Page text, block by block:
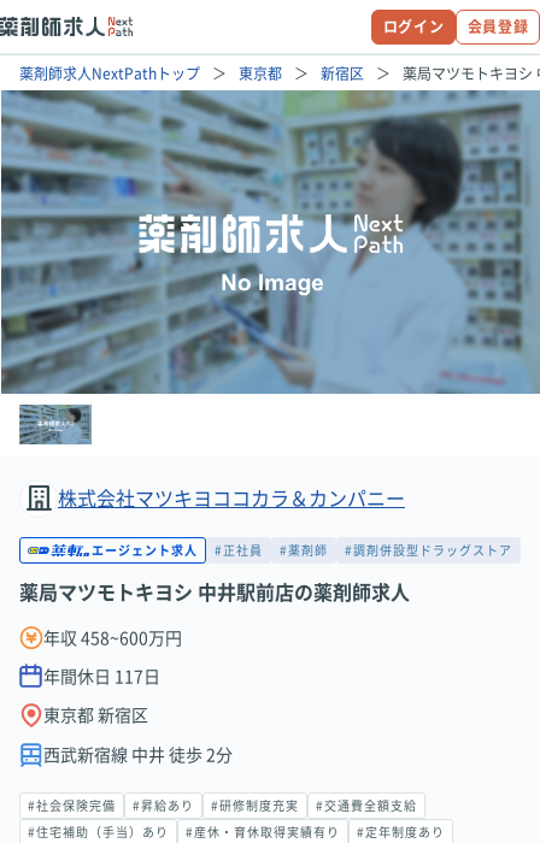
ログイン 会員登録
薬剤師求人NextPathトップ 東京都 新宿区 薬局マツモトキヨシ
株式会社マツキヨココカラ＆カンパニー
エージェント求人 #正社員 #薬剤師 #調剤併設型ドラッグストア
薬局マツモトキヨシ 中井駅前店の薬剤師求人
年収 458~600万円
年間休日 117 日
東京都 新宿区
西武新宿線 中井 徒歩 2分
#社会保険完備 #昇給あり #研修制度充実 #交通費全額支給
#住宅補助（手当）あり #産休・育休取得実績有り #定年制度あり